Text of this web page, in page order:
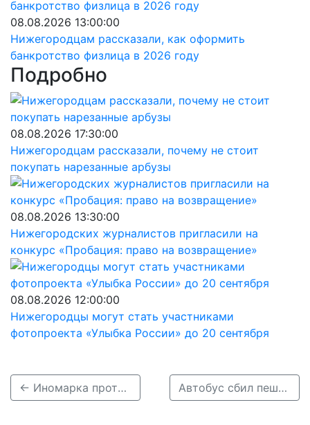
08.08.2026 13:00:00
Нижегородцам рассказали, как оформить
банкротство физлица в 2026 году
Подробно
08.08.2026 17:30:00
Нижегородцам рассказали, почему не стоит
покупать нарезанные арбузы
08.08.2026 13:30:00
Нижегородских журналистов пригласили на
конкурс «Пробация: право на возвращение»
08.08.2026 12:00:00
Нижегородцы могут стать участниками
фотопроекта «Улыбка России» до 20 сентября
← Иномарка протаранила отбойник и упала в Нижегородское водохранилище Автобус сбил пешехода на «зебре» в Советском районе →